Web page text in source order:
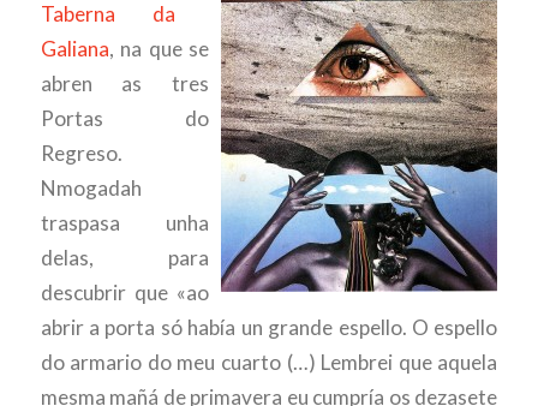
Taberna da
Galiana, na que se
abren as tres
Portas do
Regreso.
Nmogadah
traspasa unha
delas, para
descubrir que «ao
abrir a porta só había un grande espello. O espello
do armario do meu cuarto (…) Lembrei que aquela
mesma mañá de primavera eu cumpría os dezasete